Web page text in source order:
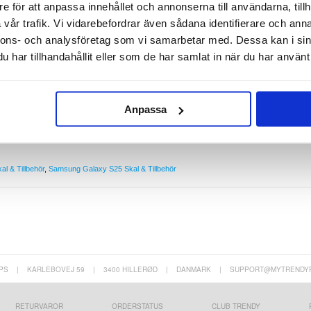
för att anpassa innehållet och annonserna till användarna,
trafik. Vi vidarebefordrar även sådana identifierare och
och analysföretag som vi samarbetar med. Dessa kan i
har tillhandahållit eller som de har samlat in när du har använt
Anpassa
och lätt TPU-material, designat för att täcka och skydda din Samsung Galaxy S25 på
skadas vid fall minskar avsevärt tack vare skalets förstärkta hörn och upphöjda kanter
trådlös laddning.
på din Samsung Galaxy S25
vikt och volym
tillverkat av kvalitativt TPU-material
& Tillbehör, Samsung Galaxy S25 Skal & Tillbehör
| KARLEBOVEJ 59 | 3400 HILLERØD | DANMARK |
RETURVAROR ORDERSTATUS CLUB TRENDY